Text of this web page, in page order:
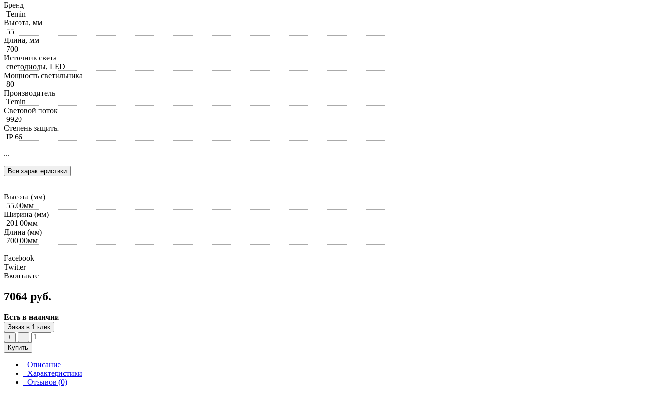
Бренд
Temin
Высота, мм
55
Длина, мм
700
Источник света
светодиоды, LED
Мощность светильника
80
Производитель
Temin
Световой поток
9920
Степень защиты
IP 66
...
Все характеристики
Высота (мм)
55.00мм
Ширина (мм)
201.00мм
Длина (мм)
700.00мм
Facebook
Twitter
Вконтакте
7064 руб.
Есть в наличии
Заказ в 1 клик
+
−
Купить
Описание
Характеристики
Отзывов (0)